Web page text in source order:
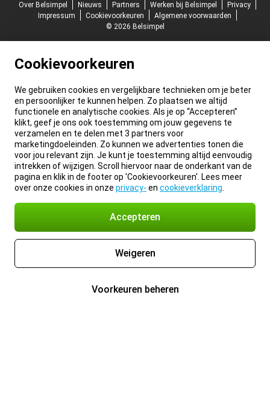
Over Belsimpel
Nieuws Partners Werken bij Belsimpel
Privacy
Impressum
Cookievoorkeuren
Algemene voorwaarden
© 2026 Belsimpel
Cookievoorkeuren
We gebruiken cookies en vergelijkbare technieken om je beter
en persoonlijker te kunnen helpen. Zo plaatsen we altijd
functionele en analytische cookies. Als je op “Accepteren”
klikt, geef je ons ook toestemming om jouw gegevens te
verzamelen en te delen met 3 partners voor
marketingdoeleinden. Zo kunnen we advertenties tonen die
voor jou relevant zijn. Je kunt je toestemming altijd eenvoudig
intrekken of wijzigen. Scroll hiervoor naar de onderkant van de
pagina en klik in de footer op 'Cookievoorkeuren'. Lees meer
over onze cookies in onze privacy- en cookieverklaring
Accepteren
Weigeren
Voorkeuren beheren